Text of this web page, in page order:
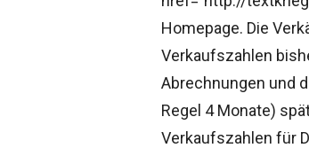
Homepage. Die
Verkaufszahlen
Abrechnungen und
Regel 4 Monate)
Verkaufszahlen für